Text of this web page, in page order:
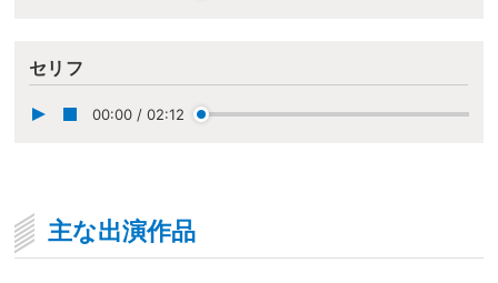
セリフ
00:00 / 02:12
主な出演作品